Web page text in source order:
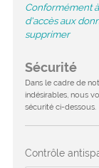
Conformément
d'accès aux
supprimer
Sécurité
Dans le cadre de
indésirables, nous
sécurité ci-dessous.
Contrôle